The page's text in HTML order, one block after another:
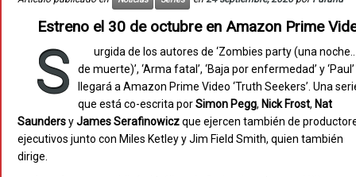
Estreno el 30 de octubre en Amazon Prime
S
urgida de los autores de ‘Zombies party (una
de muerte)’, ‘Arma fatal’, ‘Baja por enfermedad’ y ‘Paul’
llegará a Amazon Prime Video ‘Truth Seekers’. Una
que está co-escrita porSimon Pegg, Nick Frost, Nat
SaundersyJames Serafinowiczque ejercen también de
ejecutivos junto con Miles Ketley y Jim Field Smith, quien también
dirige.